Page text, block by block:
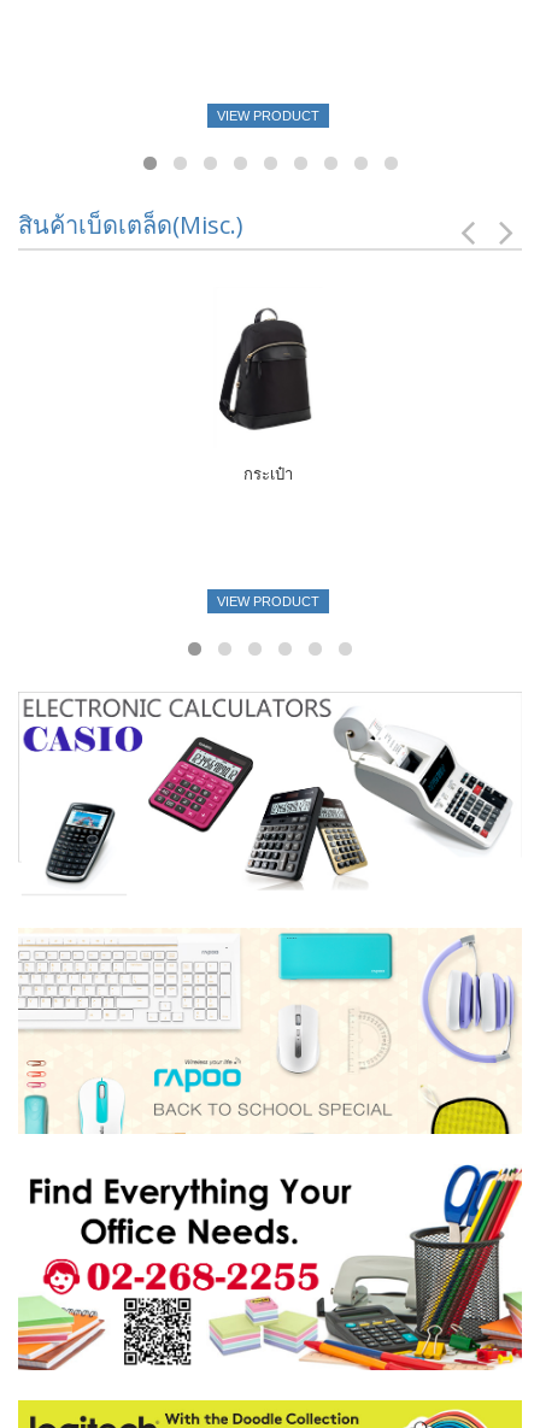
VIEW PRODUCT
สินค้าเบ็ดเตล็ด(Misc.)
กระเป๋า
VIEW PRODUCT